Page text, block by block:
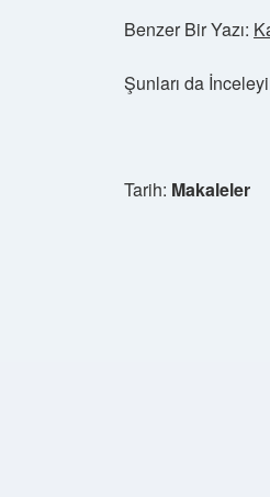
Benzer Bir Yazı:
Şunları da
Tarih: Makaleler